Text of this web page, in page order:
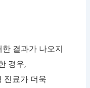
결과가 나오지
경우,
진료가 더욱